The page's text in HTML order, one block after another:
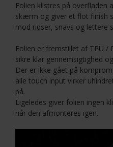
Folien klistres på overfladen
skærm og giver et flot finish
mod ridser, snavs og lettere
Folien er fremstillet af TPU /
sikre klar gennemsigtighed
Der er ikke gået på
alle touch input virker
på.
Ligeledes giver folien ingen
når den afmonteres igen.